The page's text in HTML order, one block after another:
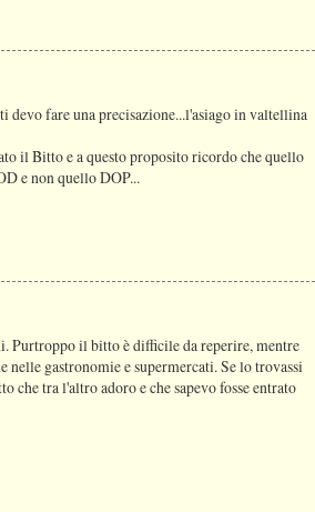
devo fare una precisazione...l'asiago in valtellina
il Bitto e a questo proposito ricordo che quello
e non quello DOP...
Purtroppo il bitto è difficile da reperire, mentre
nelle gastronomie e supermercati. Se lo trovassi
che tra l'altro adoro e che sapevo fosse entrato